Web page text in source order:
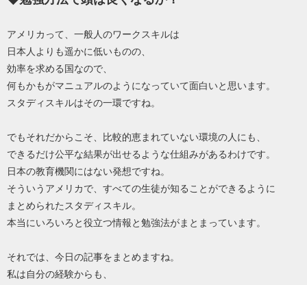
アメリカって、一般人のワークスキルは
日本人よりも遥かに低いものの、
効率を求める国なので、
何もかもがマニュアルのようになっていて面白いと思います。
スタディスキルはその一環ですね。
でもそれだからこそ、比較的恵まれていない環境の人にも、
できるだけ公平な結果が出せるような仕組みがあるわけです。
日本の教育機関にはない発想ですね。
そういうアメリカで、すべての生徒が知ることができるように
まとめられたスタディスキル。
本当にいろいろと役立つ情報と勉強法がまとまっています。
それでは、今日の記事をまとめますね。
私は自分の経験からも、